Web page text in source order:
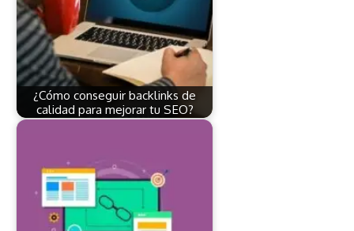
¿Cómo conseguir backlinks de
calidad para mejorar tu SEO?